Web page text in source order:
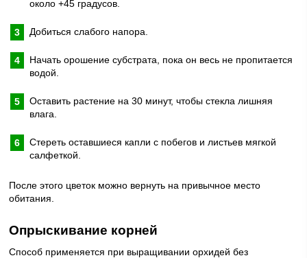
около +45 градусов.
Добиться слабого напора.
Начать орошение субстрата, пока он весь не пропитается
водой.
Оставить растение на 30 минут, чтобы стекла лишняя
влага.
Стереть оставшиеся капли с побегов и листьев мягкой
салфеткой.
После этого цветок можно вернуть на привычное место
обитания.
Опрыскивание корней
Способ применяется при выращивании орхидей без